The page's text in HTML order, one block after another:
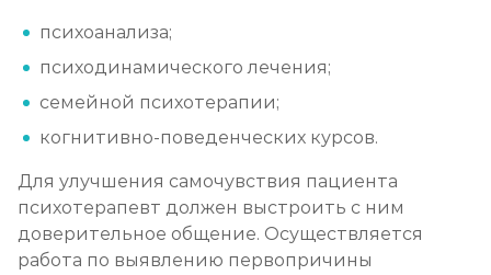
психоанализа;
психодинамического лечения;
семейной психотерапии;
когнитивно-поведенческих курсов.
Для улучшения самочувствия пациента
психотерапевт должен выстроить с ним
доверительное общение. Осуществляется
работа по выявлению первопричины